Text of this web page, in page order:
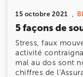
15 octobre 2021
5 façons de
Stress, faux
activité
mal au dos sont
chiffres de